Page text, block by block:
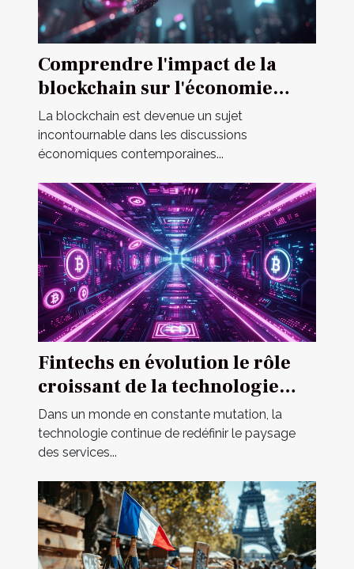
Comprendre l'impact de la
blockchain sur l'économie
mondiale
La blockchain est devenue un sujet
incontournable dans les discussions
économiques contemporaines...
Fintechs en évolution le rôle
croissant de la technologie
dans les services financiers
personnels
Dans un monde en constante mutation, la
technologie continue de redéfinir le paysage
des services...